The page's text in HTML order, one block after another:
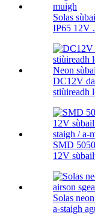
Solas
IP65 12V
DC12V
stiùireadh
SMD
12V
Solas
a-staigh